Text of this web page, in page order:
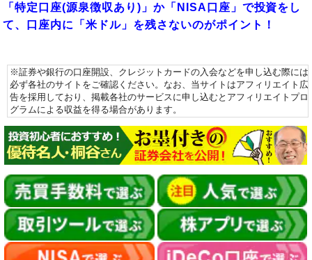
「特定口座(源泉徴収あり)」か「NISA口座」で投資をし
て、口座内に「米ドル」を残さないのがポイント！
※証券や銀行の口座開設、クレジットカードの入会などを申し込む際には
必ず各社のサイトをご確認ください。なお、当サイトはアフィリエイト広
告を採用しており、掲載各社のサービスに申し込むとアフィリエイトプロ
グラムによる収益を得る場合があります。